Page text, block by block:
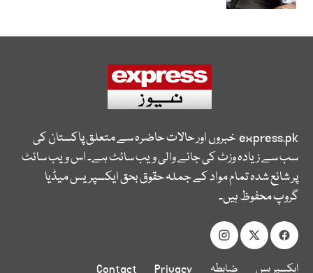
express.pkخبروں اور حالات حاضرہ سے متعلق پاکستان کی
سب سے زیادہ وزٹ کی جانے والی ویب سائٹ ہے۔ اس ویب سائٹ
پر شائع شدہ تمام مواد کے جملہ حقوق بحق ایکسپریس میڈیا
گروپ محفوظ ہیں۔
ایکسپریس ضابطہ Privacy
Contact